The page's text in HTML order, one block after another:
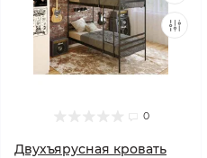
0
Двухъярусная кровать